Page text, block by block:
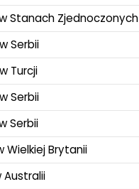
Stanach Zjednoczonych
Serbii
Turcji
Serbii
Serbii
Wielkiej Brytanii
Australii